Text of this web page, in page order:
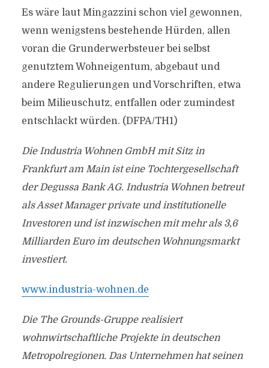
Es wäre laut Mingazzini schon viel gewonnen,
wenn wenigstens bestehende Hürden, allen
voran die Grunderwerbsteuer bei selbst
genutztem Wohneigentum, abgebaut und
andere Regulierungen und Vorschriften, etwa
beim Milieuschutz, entfallen oder zumindest
entschlackt würden. (DFPA/TH1)
Die Industria Wohnen GmbH mit Sitz in
Frankfurt am Main ist eine Tochtergesellschaft
der Degussa Bank AG. Industria Wohnen betreut
als Asset Manager private und institutionelle
Investoren und ist inzwischen mit mehr als 3,6
Milliarden Euro im deutschen Wohnungsmarkt
investiert.
www.industria-wohnen.de
Die The Grounds-Gruppe realisiert
wohnwirtschaftliche Projekte in deutschen
Metropolregionen. Das Unternehmen hat seinen